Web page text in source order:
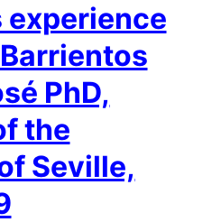
experience
PhD,
the
Seville,